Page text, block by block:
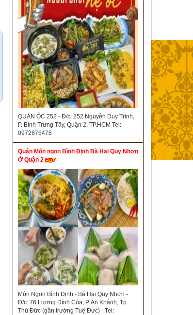
QUÁN ỐC 252 - Đ/c: 252 Nguyễn Duy Trinh,
P. Bình Trưng Tây, Quận 2, TP.HCM Tel:
0972876476
Quán Món ngon Bình Định Bà Hai Quy Nhơn
Ở Quận 2
Món Ngon Bình Định - Bà Hai Quy Nhơn -
Đ/c: 76 Lương Đình Của, P. An Khánh, Tp.
Thủ Đức (gần trường Tuệ Đức) - Tel: